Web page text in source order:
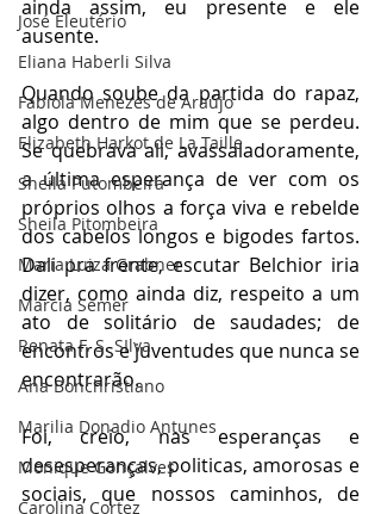
José Eleutério
Eliana Haberli Silva
Fabíola Menezes de Araújo
Elizabeth Harkot de La Taille
Sheila Putombeira
Sheila Pitombeira
Maria Luiza Grabner
Marcia Semer
Renata F. S. SIlva
Ana Bonchristiano
Marilia Donadio Antunes
Monique Gonçalves
Carolina Cortez
ainda assim, eu presente e ele
ausente.
Quando soube da partida do rapaz,
algo dentro de mim que se perdeu.
Se quebrava ali, avassaladoramente,
a última esperança de ver com os
próprios olhos a força viva e rebelde
dos cabelos longos e bigodes fartos.
Dali pra frente, escutar Belchior iria
dizer, como ainda diz, respeito a um
ato de solitário de saudades; de
encontros e juventudes que nunca se
encontrarão.
Foi, creio, nas esperanças e
desesperanças, politicas, amorosas e
sociais, que nossos caminhos, de